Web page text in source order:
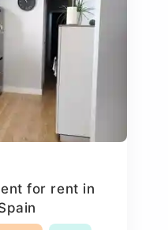
for rent in